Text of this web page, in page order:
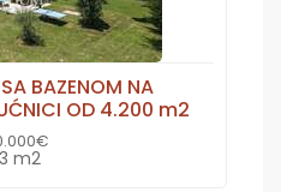
BAZENOM NA
OD 4.200 m2
m2